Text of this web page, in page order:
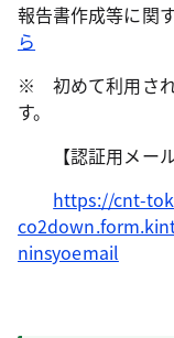
報告書作成等に関
ら
※ 初めて利用され
す。
【認証用メール
https://cnt-
ninsyoemail